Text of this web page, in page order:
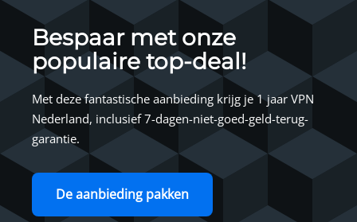
Bespaar met onze
populaire top-deal!
Met deze fantastische aanbieding krijg je 1 jaar VPN
Nederland, inclusief 7-dagen-niet-goed-geld-terug-
garantie.
De aanbieding pakken